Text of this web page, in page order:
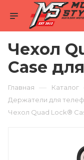
Чехол
Case
Главная — Каталог
Держатели для
Чехол Quad Lock®